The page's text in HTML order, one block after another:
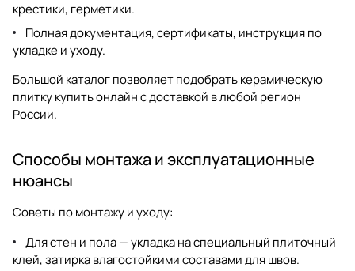
крестики, герметики.
Полная документация, сертификаты, инструкция по
укладке и уходу.
Большой каталог позволяет подобратькерамическую
плитку купитьонлайн с доставкой в любой регион
России.
Способы монтажа и эксплуатационные
нюансы
Советы по монтажу и уходу:
Для стен и пола — укладка на специальный плиточный
клей, затирка влагостойкими составами для швов.